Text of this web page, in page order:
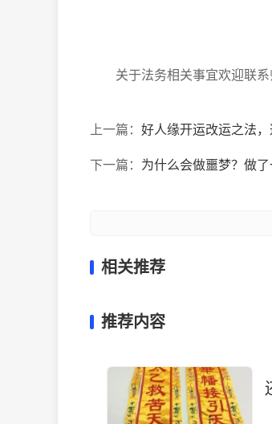
关于法务相关事宜欢迎联系
上一篇： 好人缘开运改运之法
下一篇： 为什么会做噩梦？做
相关推荐
推荐内容